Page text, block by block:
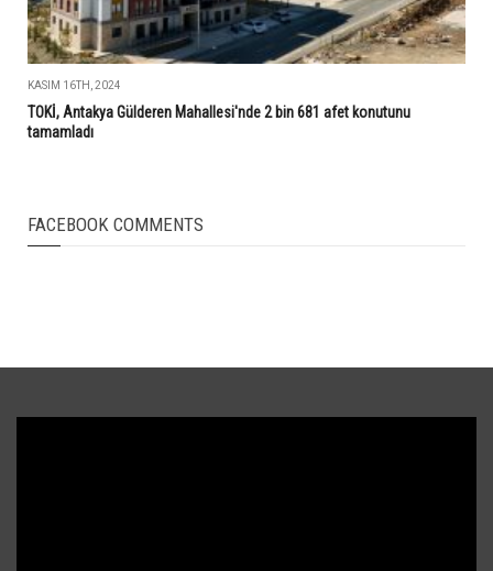
KASIM 16TH, 2024
TOKİ, Antakya Gülderen Mahallesi'nde 2 bin 681 afet konutunu
tamamladı
FACEBOOK COMMENTS